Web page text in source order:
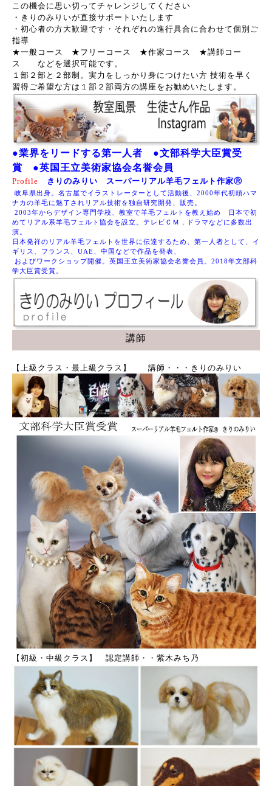
この機会に思い切ってチャレンジしてください
・きりのみりいが直接サポートいたします
・初心者の方大歓迎です・それぞれの進行具合に合わせて個別ご
指導
★一般コース ★フリーコース ★作家コース ★講師コー
ス などを選択可能です。
１部２部と２部制。実力をしっかり身につけたい方 技術を早く
習得ご希望な方は１部２部両方の講座をお勧めいたします。
●業界をリードする第一人者 ●文部科学大臣賞受
賞
●英国王立美術家協会名誉会員
Profile きりのみりい スーパーリアル羊毛フェルト作家Ⓡ
岐阜県出身。名古屋でイラストレーターとして活動後、 2000年代初頭ハマ
ナカの羊毛に魅了されリアル技術を独自研究開発、販売。
2003年からデザイン専門学校、教室で羊毛フェルトを教え始め
日本で初
めてリアル系羊毛フェルト協会を設立。 テレビＣＭ，ドラマなどに多数出
演。
日本発祥のリアル羊毛フェルトを世界に伝達するため、 第一人者として、イ
ギリス、 フランス、UAE、中国などで作品を発表、
およびワークショップ開催。 英国王立美術家協会名誉会員。 2018年文部科
学大臣賞受賞。
講師
【上級クラス・最上級クラス】 講師・・・きりのみりい
【初級・中級クラス】 認定講師・・紫木みち乃